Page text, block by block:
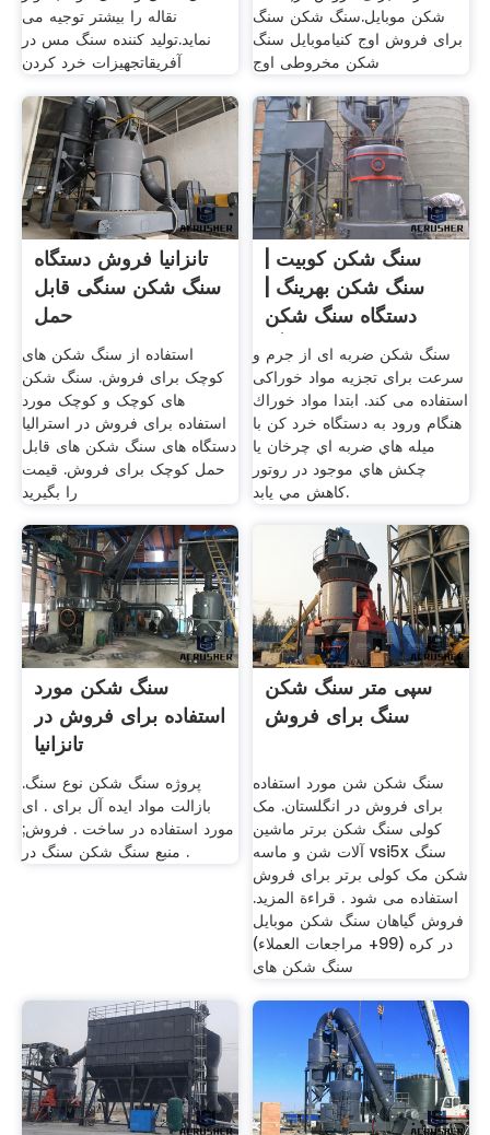
نقاله را بیشتر توجیه می
نماید.تولید کننده سنگ مس در
آفریقاتجهیزات خرد کردن
شکن موبایل.سنگ شکن سنگ
برای فروش اوج کنیاموبایل سنگ
شکن مخروطی اوج
تانزانیا فروش دستگاه
سنگ شکن سنگی قابل
حمل
استفاده از سنگ شکن های
کوچک برای فروش. سنگ شکن
های کوچک و کوچک مورد
استفاده برای فروش در استرالیا
دستگاه های سنگ شکن های قابل
حمل کوچک برای فروش. قیمت
را بگیرید
سنگ شکن کوبیت |
سنگ شکن بهرینگ |
دستگاه سنگ شکن
کوبیت بهرینگ
سنگ شکن ضربه ای از جرم و
سرعت برای تجزیه مواد خوراکی
استفاده می کند. ابتدا مواد خوراك
هنگام ورود به دستگاه خرد كن با
ميله هاي ضربه اي چرخان يا
چكش هاي موجود در روتور
كاهش مي يابد.
سنگ شکن مورد
استفاده برای فروش در
تانزانیا
پروژه سنگ شکن نوع سنگ.
بازالت مواد ایده آل برای . ای
مورد استفاده در ساخت . فروش;
منبع سنگ شکن سنگ در .
سپی متر سنگ شکن
سنگ برای فروش
سنگ شکن شن مورد استفاده
برای فروش در انگلستان. مک
کولی سنگ شکن برتر ماشین
آلات شن و ماسه vsi5x سنگ
شکن مک کولی برتر برای فروش
استفاده می شود . قراءة المزيد.
فروش گیاهان سنگ شکن موبایل
در کره (99+ مراجعات العملاء)
سنگ شکن های